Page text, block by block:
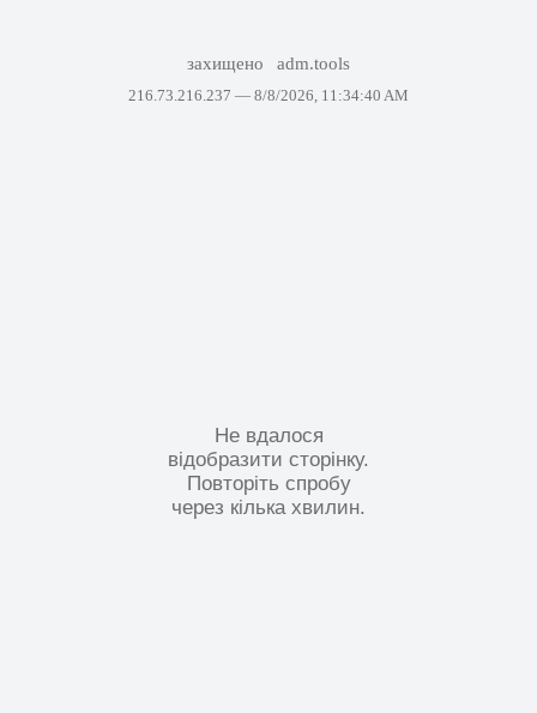
захищено adm.tools
216.73.216.237 — 8/8/2026, 11:34:40 AM
Не вдалося
відобразити сторінку.
Повторіть спробу
через кілька хвилин.